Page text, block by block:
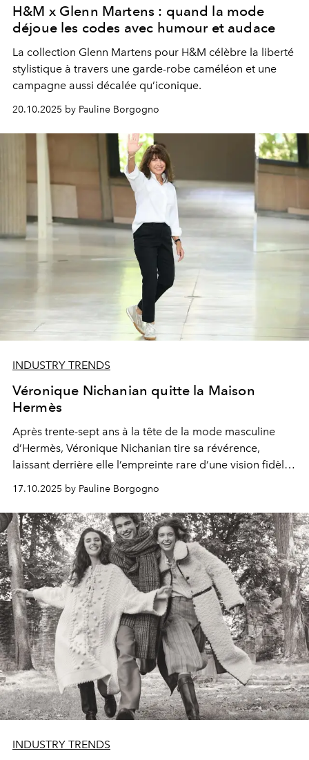
H&M x Glenn Martens : quand la mode
déjoue les codes avec humour et audace
La collection Glenn Martens pour H&M célèbre la liberté
stylistique à travers une garde-robe caméléon et une
campagne aussi décalée qu’iconique.
20.10.2025 by Pauline Borgogno
INDUSTRY TRENDS
Véronique Nichanian quitte la Maison
Hermès
Après trente-sept ans à la tête de la mode masculine
d’Hermès, Véronique Nichanian tire sa révérence,
laissant derrière elle l’empreinte rare d’une vision fidèle
et intemporelle.
17.10.2025 by Pauline Borgogno
INDUSTRY TRENDS